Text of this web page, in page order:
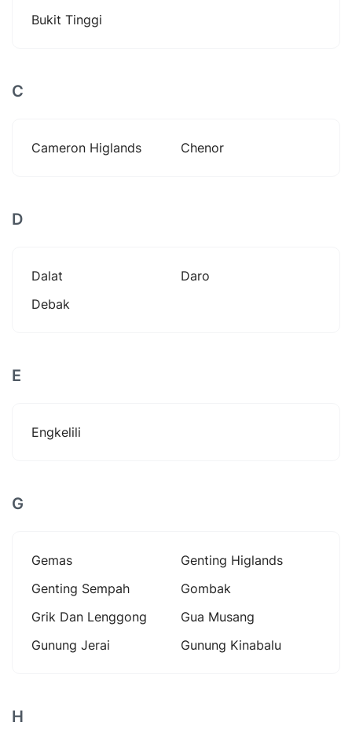
Bukit Tinggi
C
Cameron Higlands Chenor
D
Dalat
Daro
Debak
E
Engkelili
G
Gemas
Genting Higlands
Genting Sempah
Gombak
Grik Dan Lenggong
Gua Musang
Gunung Jerai
Gunung Kinabalu
H